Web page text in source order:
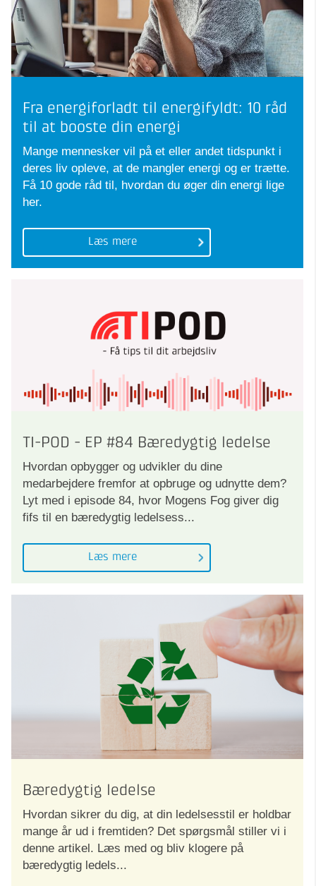
Fra energiforladt til energifyldt: 10 råd
til at booste din energi
Mange mennesker vil på et eller andet tidspunkt i
deres liv opleve, at de mangler energi og er trætte.
Få 10 gode råd til, hvordan du øger din energi lige
her.
Læs mere
TI-POD - EP #84 Bæredygtig ledelse
Hvordan opbygger og udvikler du dine
medarbejdere fremfor at opbruge og udnytte dem?
Lyt med i episode 84, hvor Mogens Fog giver dig
fifs til en bæredygtig ledelsess...
Læs mere
Bæredygtig ledelse
Hvordan sikrer du dig, at din ledelsesstil er holdbar
mange år ud i fremtiden? Det spørgsmål stiller vi i
denne artikel. Læs med og bliv klogere på
bæredygtig ledels...